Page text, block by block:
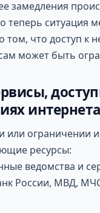
замедления
теперь ситуация
том, что доступ к
может быть
интернета
или ограничении
ресурсы:
ведомства и
России, МВД,